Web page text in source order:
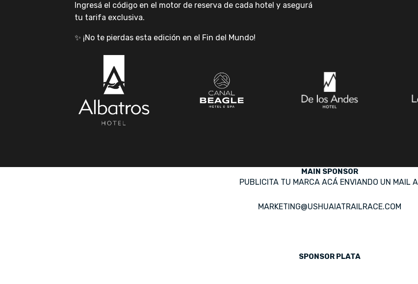
Ingresá el código en el motor de reserva de cada hotel y asegurá
tu tarifa exclusiva.
✨ ¡No te pierdas esta edición en el Fin del Mundo!
MAIN SPONSOR
PUBLICITA TU MARCA ACÁ ENVIANDO UN MAIL A
MARKETING@USHUAIATRAILRACE.COM
SPONSOR PLATA